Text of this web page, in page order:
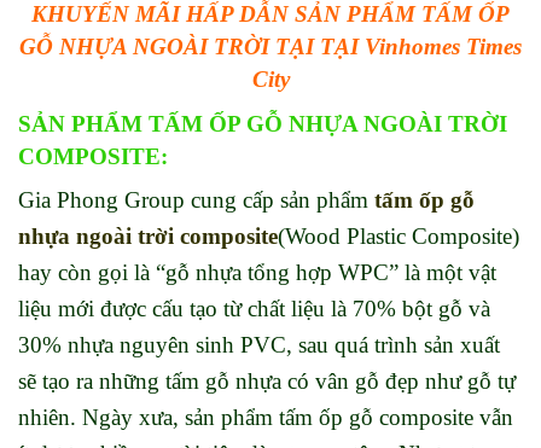
KHUYẾN MÃI HẤP DẪNSẢN PHẨM TẤM ỐP
GỖ NHỰA NGOÀI TRỜI TẠI TẠI Vinhomes Times
City
SẢN PHẨM TẤM ỐP GỖ NHỰA NGOÀI TRỜI
COMPOSITE:
Gia Phong Group cung cấp sản phẩm tấm ốp gỗ
nhựa ngoài trời composite(Wood Plastic Composite)
hay còn gọi là “gỗ nhựa tổng hợp WPC” là một vật
liệu mới được cấu tạo từ chất liệu là 70% bột gỗ và
30% nhựa nguyên sinh PVC, sau quá trình sản xuất
sẽ tạo ra những tấm gỗ nhựa có vân gỗ đẹp như gỗ tự
nhiên. Ngày xưa, sản phẩm tấm ốp gỗ composite vẫn